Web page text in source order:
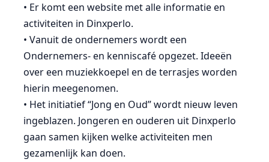
• Er komt een website met alle informatie en
activiteiten in Dinxperlo.
• Vanuit de ondernemers wordt een
Ondernemers- en kenniscafé opgezet. Ideeën
over een muziekkoepel en de terrasjes worden
hierin meegenomen.
• Het initiatief “Jong en Oud” wordt nieuw leven
ingeblazen. Jongeren en ouderen uit Dinxperlo
gaan samen kijken welke activiteiten men
gezamenlijk kan doen.